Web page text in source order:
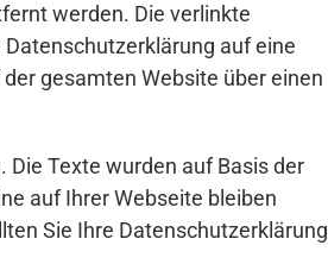
werden. Die verlinkte
auf eine
gesamten Website über einen
Texte wurden auf Basis der
auf Ihrer Webseite bleiben
Sie Ihre Datenschutzerklärung